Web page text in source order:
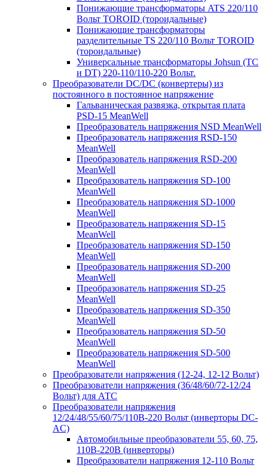
Понижающие трансформаторы ATS 220/110
Вольт TOROID (тороидальные)
Понижающие трансформаторы
разделительные TS 220/110 Вольт TOROID
(тороидальные)
Универсальные трансформаторы Johsun (TС
и DT) 220-110/110-220 Вольт.
Преобразователи DC/DC (конвертеры) из
постоянного в постоянное напряжение
Гальваническая развязка, открытая плата
PSD-15 MeanWell
Преобразователь напряжения NSD MeanWell
Преобразователь напряжения RSD-150
MeanWell
Преобразователь напряжения RSD-200
MeanWell
Преобразователь напряжения SD-100
MeanWell
Преобразователь напряжения SD-1000
MeanWell
Преобразователь напряжения SD-15
MeanWell
Преобразователь напряжения SD-150
MeanWell
Преобразователь напряжения SD-200
MeanWell
Преобразователь напряжения SD-25
MeanWell
Преобразователь напряжения SD-350
MeanWell
Преобразователь напряжения SD-50
MeanWell
Преобразователь напряжения SD-500
MeanWell
Преобразователи напряжения (12-24, 12-12 Вольт)
Преобразователи напряжения (36/48/60/72-12/24
Вольт) для АТС
Преобразователи напряжения
12/24/48/55/60/75/110В-220 Вольт (инверторы DC-
AC)
Автомобильные преобразователи 55, 60, 75,
110В-220В (инверторы)
Преобразователи напряжения 12-110 Вольт